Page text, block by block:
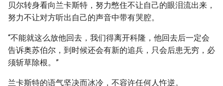
贝尔转身看向兰卡斯特，努力憋住不让自己的眼泪流出来，
努力不让对方听出自己的声音中带有哭腔。
“不能就这么放他回去，我们得离开科隆，他回去后一定会
告诉奥苏伯尔，到时候还会有新的追兵，只会后患无穷，必
须斩草除根。”
兰卡斯特的语气坚决而冰冷，不容许任何人忤逆。